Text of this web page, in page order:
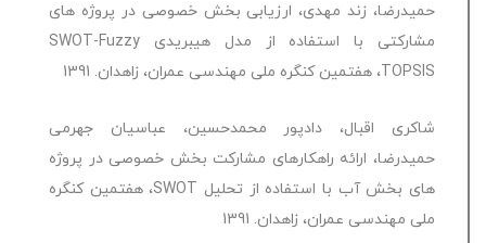
حمیدرضا، زند مهدی، ارزیابی بخش خصوصی در پروژه های
مشارکتی با استفاده از مدل هیبریدی SWOT-Fuzzy
TOPSIS، هفتمین کنگره ملی مهندسی عمران، زاهدان. 1391
شاکری اقبال، دادپور محمدحسین، عباسیان جهرمی
حمیدرضا، ارائه راهکارهای مشارکت بخش خصوصی در پروژه
های بخش آب با استفاده از تحلیل SWOT، هفتمین کنگره
ملی مهندسی عمران، زاهدان. 1391